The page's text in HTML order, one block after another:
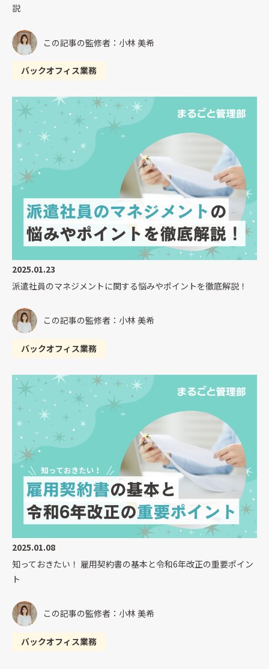
説
この記事の監修者：小林 美希
バックオフィス業務
2025.01.23
派遣社員のマネジメントに関する悩みやポイントを徹底解説！
この記事の監修者：小林 美希
バックオフィス業務
2025.01.08
知っておきたい！ 雇用契約書の基本と令和6年改正の重要ポイン
ト
この記事の監修者：小林 美希
バックオフィス業務